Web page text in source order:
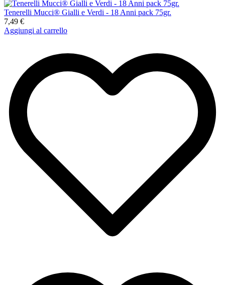
Tenerelli Mucci® Gialli e Verdi - 18 Anni pack 75gr.
7,49 €
Aggiungi al carrello